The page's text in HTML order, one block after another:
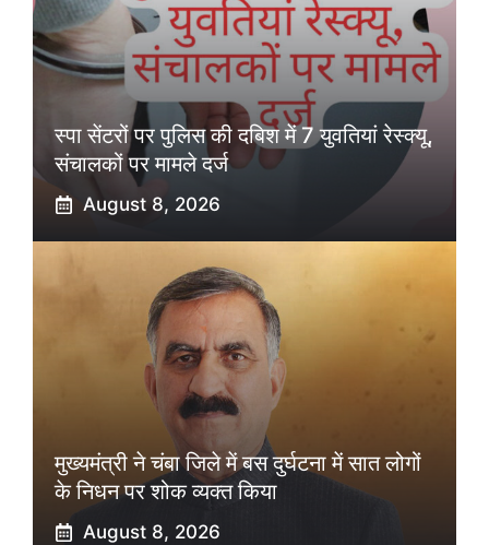
स्पा सेंटरों पर पुलिस की दबिश में 7 युवतियां रेस्क्यू,
संचालकों पर मामले दर्ज
August 8, 2026
मुख्यमंत्री ने चंबा जिले में बस दुर्घटना में सात लोगों
के निधन पर शोक व्यक्त किया
August 8, 2026